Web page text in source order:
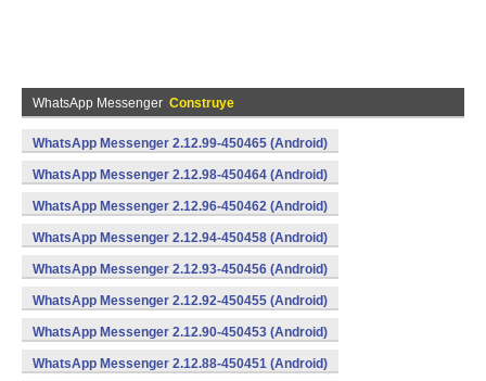
WhatsApp Messenger Construye
WhatsApp Messenger 2.12.99-450465 (Android)
WhatsApp Messenger 2.12.98-450464 (Android)
WhatsApp Messenger 2.12.96-450462 (Android)
WhatsApp Messenger 2.12.94-450458 (Android)
WhatsApp Messenger 2.12.93-450456 (Android)
WhatsApp Messenger 2.12.92-450455 (Android)
WhatsApp Messenger 2.12.90-450453 (Android)
WhatsApp Messenger 2.12.88-450451 (Android)